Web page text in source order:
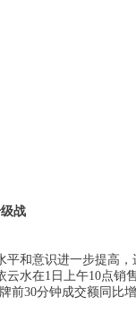
战
和意识进一步提高
云水在1日 上午10点销
前30分钟成交额同比增